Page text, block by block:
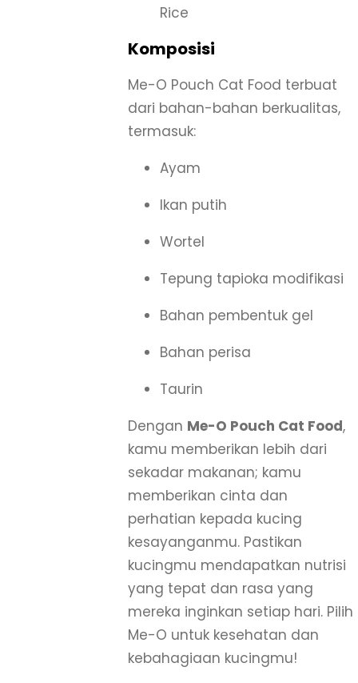
Rice
Komposisi
Me-O Pouch Cat Food terbuat
dari bahan-bahan berkualitas,
termasuk:
Ayam
Ikan putih
Wortel
Tepung tapioka modifikasi
Bahan pembentuk gel
Bahan perisa
Taurin
Dengan Me-O Pouch Cat Food,
kamu memberikan lebih dari
sekadar makanan; kamu
memberikan cinta dan
perhatian kepada kucing
kesayanganmu. Pastikan
kucingmu mendapatkan nutrisi
yang tepat dan rasa yang
mereka inginkan setiap hari. Pilih
Me-O untuk kesehatan dan
kebahagiaan kucingmu!